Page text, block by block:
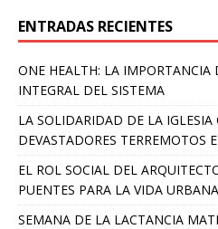
ENTRADAS RECIENTES
ONE HEALTH: LA IMPORTANCIA
INTEGRAL DEL SISTEMA
LA SOLIDARIDAD DE LA IGLESIA
DEVASTADORES TERREMOTOS
EL ROL SOCIAL DEL
PUENTES PARA LA VIDA URBANA
SEMANA DE LA LACTANCIA